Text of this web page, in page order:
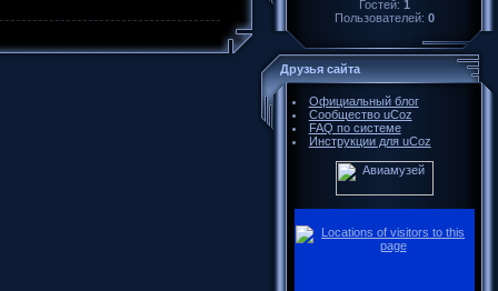
Гостей: 1
Пользователей: 0
Друзья сайта
Официальный блог
Сообщество uCoz
FAQ по системе
Инструкции для uCoz